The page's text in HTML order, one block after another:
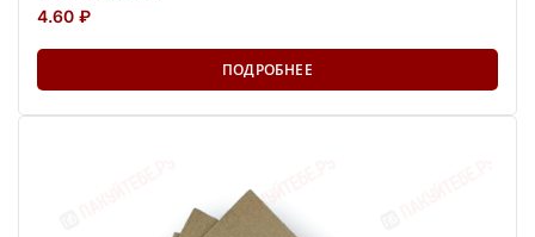
4.60 ₽
ПОДРОБНЕЕ